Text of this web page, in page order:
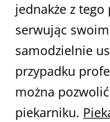
jednakże z
serwując
samodzielnie
przypadku
można
piekarniku.